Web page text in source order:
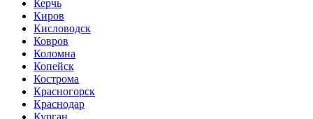
Керчь
Киров
Кисловодск
Ковров
Коломна
Копейск
Кострома
Красногорск
Краснодар
Курган